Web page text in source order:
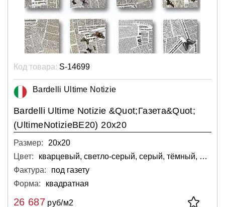
Код товара: S-14699
Bardelli Ultime Notizie
Bardelli Ultime Notizie &Quot;Газета&Quot;
(UltimeNotizieBE20) 20x20
Размер:
20х20
Цвет:
кварцевый, светло-серый, серый, тёмный, белый
Фактура:
под газету
Форма:
квадратная
26 687 руб/м2